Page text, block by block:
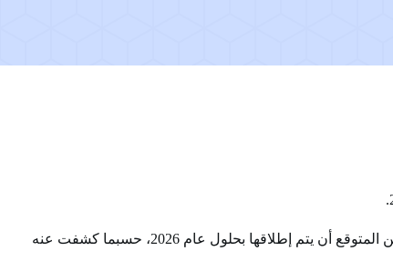
بعنوان “Death of The Fallen”، ومن المتوقع أن يتم إطلاقها بحلول عام 2026، حسبما كشفت عنه